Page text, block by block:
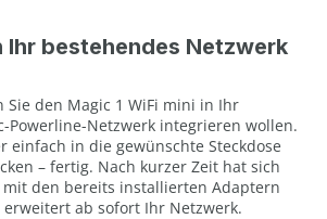
Ihr bestehendes Netzwerk
Sie den Magic 1 WiFi mini in Ihr
Powerline-Netzwerk integrieren wollen.
einfach in die gewünschte Steckdose
– fertig. Nach kurzer Zeit hat sich
den bereits installierten Adaptern
ab sofort Ihr Netzwerk.